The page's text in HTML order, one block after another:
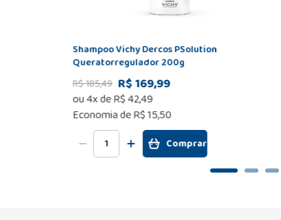
Shampoo Vichy Dercos PSolution
Queratorregulador 200g
R$185,49 R$ 169,99
ou4x deR$42,49
Economia deR$ 15,50
Comprar